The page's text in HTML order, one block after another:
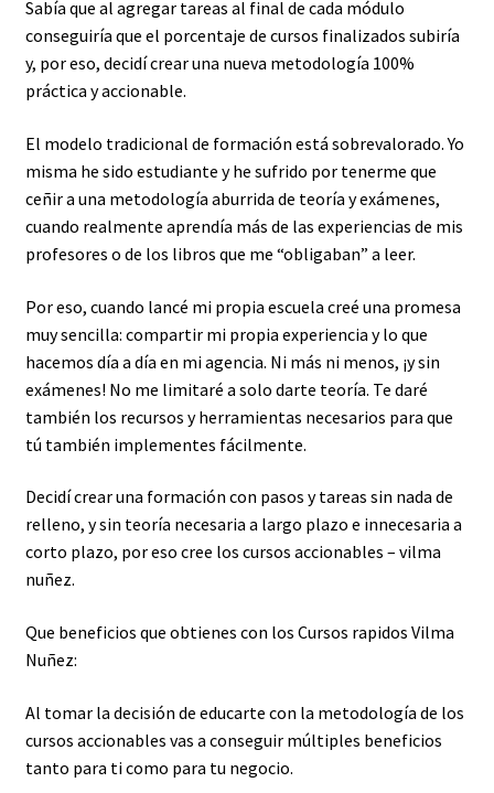
Sabía que al agregar tareas al final de cada módulo
conseguiría que el porcentaje de cursos finalizados subiría
y, por eso, decidí crear una nueva metodología 100%
práctica y accionable.
El modelo tradicional de formación está sobrevalorado. Yo
misma he sido estudiante y he sufrido por tenerme que
ceñir a una metodología aburrida de teoría y exámenes,
cuando realmente aprendía más de las experiencias de mis
profesores o de los libros que me “obligaban” a leer.
Por eso, cuando lancé mi propia escuela creé una promesa
muy sencilla: compartir mi propia experiencia y lo que
hacemos día a día en mi agencia. Ni más ni menos, ¡y sin
exámenes! No me limitaré a solo darte teoría. Te daré
también los recursos y herramientas necesarios para que
tú también implementes fácilmente.
Decidí crear una formación con pasos y tareas sin nada de
relleno, y sin teoría necesaria a largo plazo e innecesaria a
corto plazo, por eso cree los cursos accionables – vilma
nuñez.
Que beneficios que obtienes con los Cursos rapidos Vilma
Nuñez:
Al tomar la decisión de educarte con la metodología de los
cursos accionables vas a conseguir múltiples beneficios
tanto para ti como para tu negocio.